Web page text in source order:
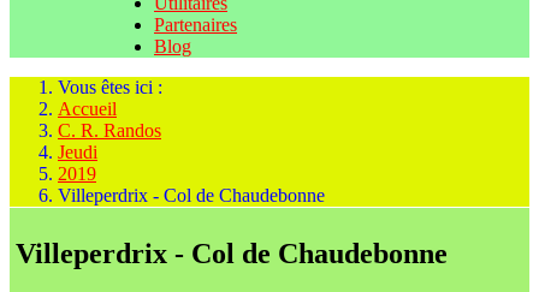
Partenaires
Blog
Vous êtes ici :
Accueil
C. R. Randos
Jeudi
2019
Villeperdrix - Col de Chaudebonne
Villeperdrix - Col de Chaudebonne